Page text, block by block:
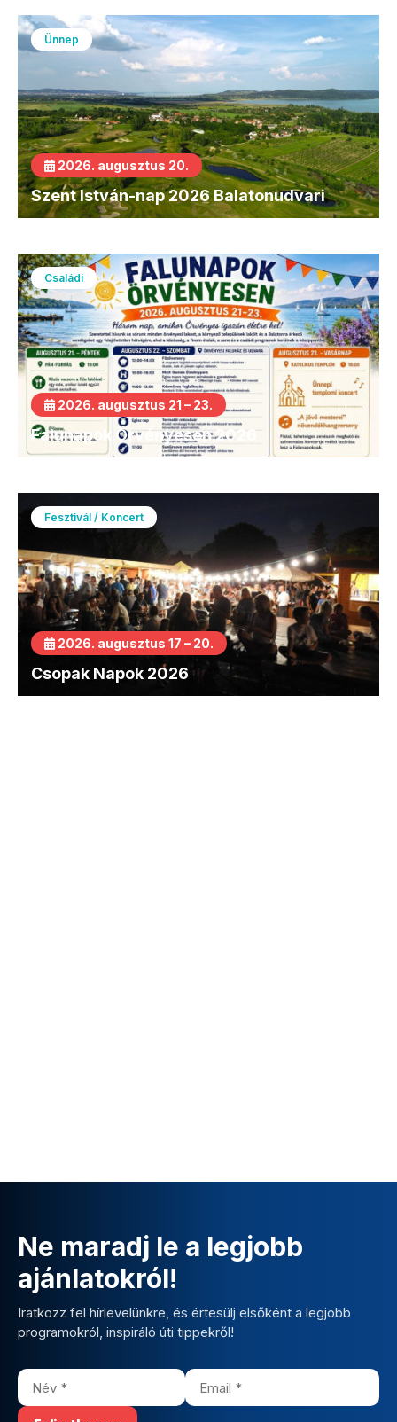
Ünnep
2026. augusztus 20.
Szent István-nap 2026 Balatonudvari
Családi
2026. augusztus 21 – 23.
Falunapok Örvényesen 2026
Fesztivál / Koncert
2026. augusztus 17 – 20.
Csopak Napok 2026
Ne maradj le a legjobb
ajánlatokról!
Iratkozz fel hírlevelünkre, és értesülj elsőként a legjobb
programokról, inspiráló úti tippekről!